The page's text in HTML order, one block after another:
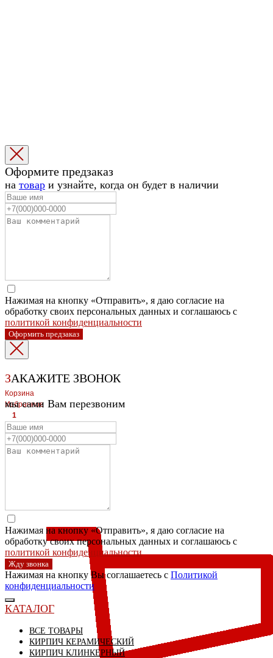
Корзина
Избранное
1
1
ЛЕВЫЙ БЕРЕГ
Оформите предзаказ
на товар и узнайте, когда он будет в наличии
Нажимая на кнопку «Отправить», я даю согласие на
обработку своих персональных данных и соглашаюсь с
политикой конфиденциальности
Оформить предзаказ
ЗАКАЖИТЕ ЗВОНОК
мы сами Вам перезвоним
Нажимая на кнопку «Отправить», я даю согласие на
обработку своих персональных данных и соглашаюсь с
политикой конфиденциальности
Жду звонка
Нажимая на кнопку Вы соглашаетесь с Политикой
конфиденциальности
КАТАЛОГ
ВСЕ ТОВАРЫ
КИРПИЧ КЕРАМИЧЕСКИЙ
КИРПИЧ КЛИНКЕРНЫЙ